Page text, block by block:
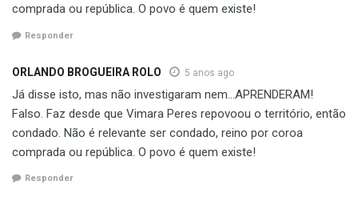
comprada ou república. O povo é quem existe!
Responder
ORLANDO BROGUEIRA ROLO 5 anos ago
Já disse isto, mas não investigaram nem…APRENDERAM!
Falso. Faz desde que Vimara Peres repovoou o território, então
condado. Não é relevante ser condado, reino por coroa
comprada ou república. O povo é quem existe!
Responder